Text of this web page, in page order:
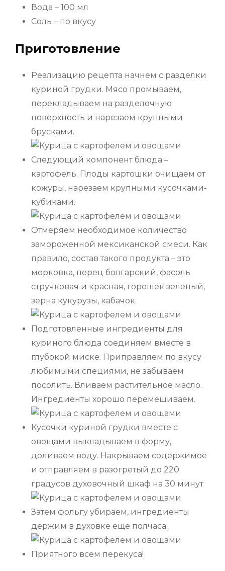
Вода – 100 мл
Соль – по вкусу
Приготовление
Реализацию рецепта начнем с разделки
куриной грудки. Мясо промываем,
перекладываем на разделочную
поверхность и нарезаем крупными
брусками.
Следующий компонент блюда –
картофель. Плоды картошки очищаем от
кожуры, нарезаем крупными кусочками-
кубиками.
Отмеряем необходимое количество
замороженной мексиканской смеси. Как
правило, состав такого продукта – это
морковка, перец болгарский, фасоль
стручковая и красная, горошек зеленый,
зерна кукурузы, кабачок.
Подготовленные ингредиенты для
куриного блюда соединяем вместе в
глубокой миске. Приправляем по вкусу
любимыми специями, не забываем
посолить. Вливаем растительное масло.
Ингредиенты хорошо перемешиваем.
Кусочки куриной грудки вместе с
овощами выкладываем в форму,
доливаем воду. Накрываем содержимое
и отправляем в разогретый до 220
градусов духовочный шкаф на 30 минут
Затем фольгу убираем, ингредиенты
держим в духовке еще полчаса.
Приятного всем перекуса!